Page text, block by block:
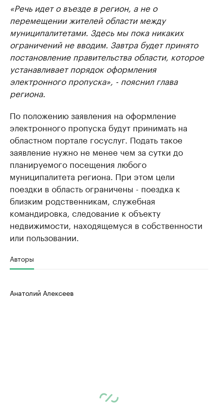
«Речь идет о въезде в регион, а не о
перемещении жителей области между
муниципалитетами. Здесь мы пока никаких
ограничений не вводим. Завтра будет принято
постановление правительства области, которое
устанавливает порядок оформления
электронного пропуска», - пояснил глава
региона.
По положению заявления на оформление
электронного пропуска будут принимать на
областном портале госуслуг. Подать такое
заявление нужно не менее чем за сутки до
планируемого посещения любого
муниципалитета региона. При этом цели
поездки в область ограничены - поездка к
близким родственникам, служебная
командировка, следование к объекту
недвижимости, находящемуся в собственности
или пользовании.
Авторы
Анатолий Алексеев